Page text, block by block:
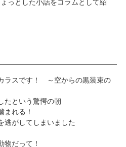
っとした小話をコラムとして紹
スです！ ～空からの黒装束の
という驚愕の朝
れる！
がしてしまいました
だって！